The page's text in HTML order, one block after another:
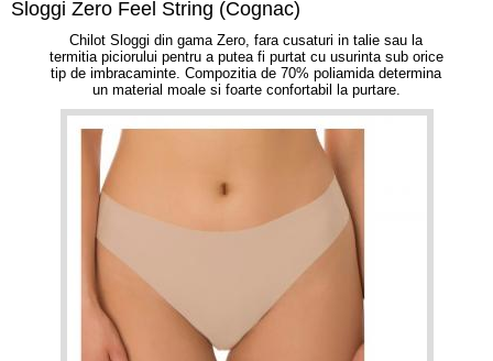
Sloggi Zero Feel String (Cognac)
Chilot Sloggi din gama Zero, fara cusaturi in talie sau la
termitia piciorului pentru a putea fi purtat cu usurinta sub orice
tip de imbracaminte. Compozitia de 70% poliamida determina
un material moale si foarte confortabil la purtare.